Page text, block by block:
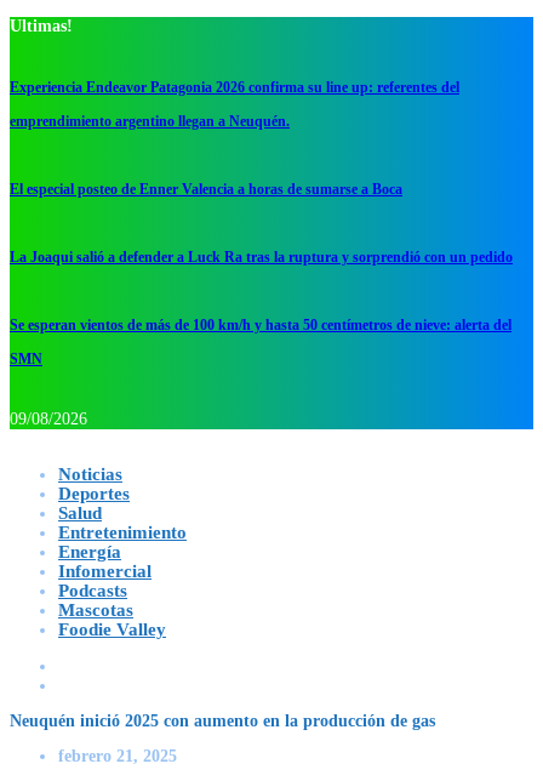
Ultimas!
Experiencia Endeavor Patagonia 2026 confirma su line up: referentes del
emprendimiento argentino llegan a Neuquén.
El especial posteo de Enner Valencia a horas de sumarse a Boca
La Joaqui salió a defender a Luck Ra tras la ruptura y sorprendió con un pedido
Se esperan vientos de más de 100 km/h y hasta 50 centímetros de nieve: alerta del
SMN
09/08/2026
Noticias
Deportes
Salud
Entretenimiento
Energía
Infomercial
Podcasts
Mascotas
Foodie Valley
Neuquén inició 2025 con aumento en la producción de gas
febrero 21, 2025